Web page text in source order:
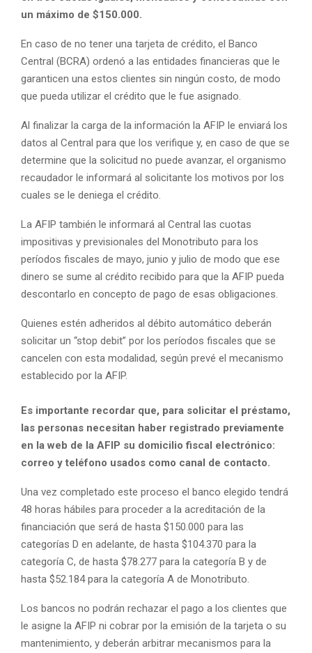
un máximo de $150.000.
En caso de no tener una tarjeta de crédito, el Banco
Central (BCRA) ordenó a las entidades financieras que le
garanticen una estos clientes sin ningún costo, de modo
que pueda utilizar el crédito que le fue asignado.
Al finalizar la carga de la información la AFIP le enviará los
datos al Central para que los verifique y, en caso de que se
determine que la solicitud no puede avanzar, el organismo
recaudador le informará al solicitante los motivos por los
cuales se le deniega el crédito.
La AFIP también le informará al Central las cuotas
impositivas y previsionales del Monotributo para los
períodos fiscales de mayo, junio y julio de modo que ese
dinero se sume al crédito recibido para que la AFIP pueda
descontarlo en concepto de pago de esas obligaciones.
Quienes estén adheridos al débito automático deberán
solicitar un “stop debit” por los períodos fiscales que se
cancelen con esta modalidad, según prevé el mecanismo
establecido por la AFIP.
Es importante recordar que, para solicitar el préstamo,
las personas necesitan haber registrado previamente
en la web de la AFIP su domicilio fiscal electrónico:
correo y teléfono usados como canal de contacto.
Una vez completado este proceso el banco elegido tendrá
48 horas hábiles para proceder a la acreditación de la
financiación que será de hasta $150.000 para las
categorías D en adelante, de hasta $104.370 para la
categoría C, de hasta $78.277 para la categoría B y de
hasta $52.184 para la categoría A de Monotributo.
Los bancos no podrán rechazar el pago a los clientes que
le asigne la AFIP ni cobrar por la emisión de la tarjeta o su
mantenimiento, y deberán arbitrar mecanismos para la